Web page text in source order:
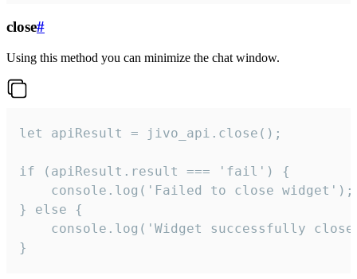
close#
Using this method you can minimize the chat window.
let apiResult = jivo_api.close();
if (apiResult.result === 'fail') {
    console.log('Failed to close widget');
} else {
console.log('Widget successfully
}